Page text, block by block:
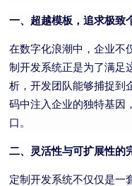
一、超越模板，追求极致
在数字化浪潮中，企业不
制开发系统正是为了满足
析，开发团队能够捕捉到
码中注入企业的独特基因
口。
二、灵活性与可扩展性的
定制开发系统不仅仅是一